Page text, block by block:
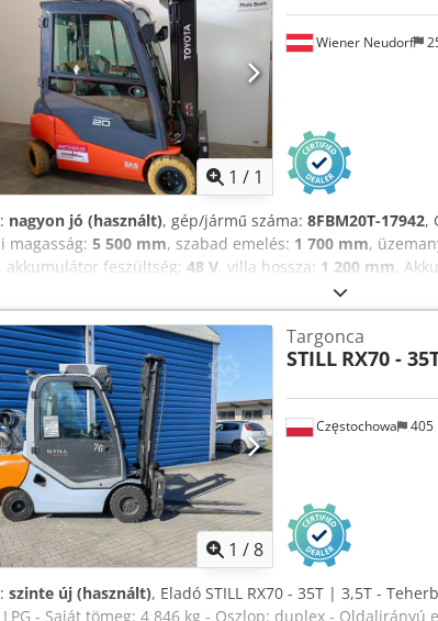
Kérjen
1 / 1
Wiener Neudorf
nagyon jó (használt), gép/jármű száma: 8FBM20T-17942,
magasság: 5 500 mm, szabad emelés: 1 700 mm,
, akkumulátor feszültség: 48 V, villa hossza: 1 200 mm,
2000 kg Összes magasság: 238 cm Credpfx
nagyon jó További információkért forduljon az Austria
1 /8
Częstochowa 405
Targonca
STILL RX70 -
szinte új (használt), Eladó STILL RX70 - 35T | 3,5T -
LPG - Saját tömeg: 4 846 kg - Oszlop: duplex - Oldalirányú